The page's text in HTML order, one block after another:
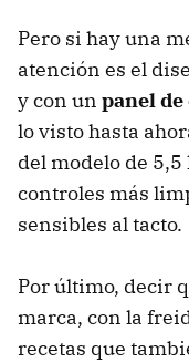
Pero si hay una
atención es el
y con un panel
lo visto hasta
del modelo de
controles más
sensibles al tacto.
Por último, decir
marca, con la
recetas que